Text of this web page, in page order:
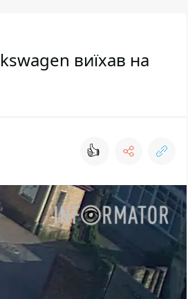
виїхав на
👍